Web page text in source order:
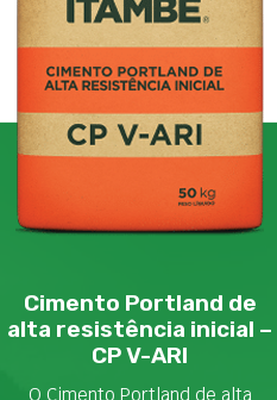
Cimento Portland de
alta resistência inicial –
CP V-ARI
O Cimento Portland de alta